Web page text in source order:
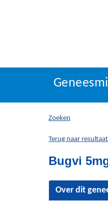
U
hier:
Zoeken
Terug naar
Bugvi
Over dit